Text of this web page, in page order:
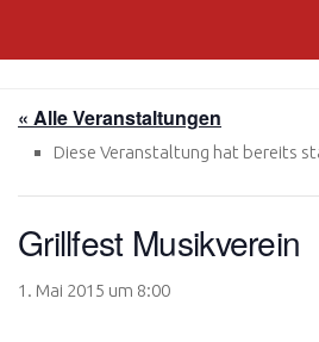
« Alle Veranstaltungen
Diese Veranstaltung hat bereits
Grillfest Musikverein
1. Mai 2015 um 8:00